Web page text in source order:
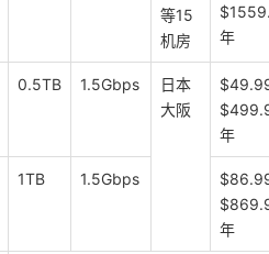
等15
机房
年
0.5TB 1.5Gbps
日本
大阪
年
1TB 1.5Gbps
年